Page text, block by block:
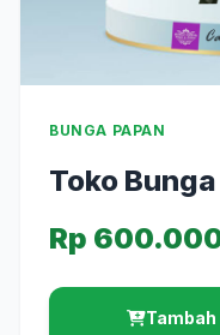
BUNGA PAPAN
Toko
Rp
Tambah